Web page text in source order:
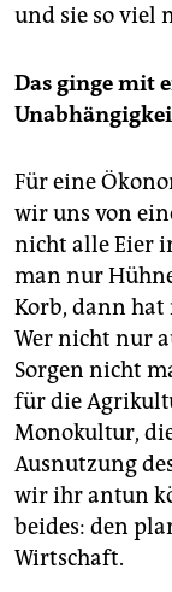
und sie so viel
Das ginge mit
Für eine
wir uns von
nicht alle Eier
man nur
Korb, dann
Wer nicht nur
Sorgen nicht
für die
Monokultur,
Ausnutzung
wir ihr antun
beides: den
Wirtschaft.